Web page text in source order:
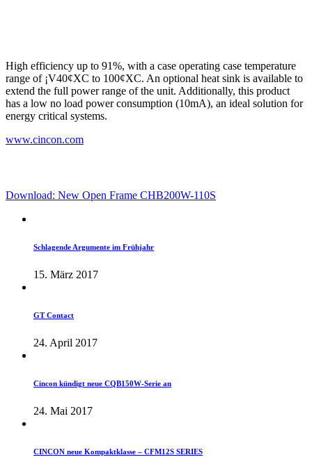
High efficiency up to 91%, with a case operating case temperature
range of ¡V40¢XC to 100¢XC. An optional heat sink is available to
extend the full power range of the unit. Additionally, this product
has a low no load power consumption (10mA), an ideal solution for
energy critical systems.
www.cincon.com
Download: New Open Frame CHB200W-110S
Schlagende Argumente im Frühjahr
15. März 2017
GT Contact
24. April 2017
Cincon kündigt neue CQB150W-Serie an
24. Mai 2017
CINCON neue Kompaktklasse – CFM12S SERIES